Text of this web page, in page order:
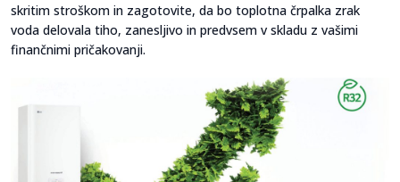
skritim stroškom in zagotovite, da bo toplotna črpalka zrak
voda delovala tiho, zanesljivo in predvsem v skladu z vašimi
finančnimi pričakovanji.